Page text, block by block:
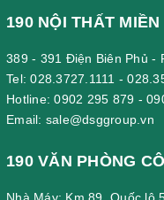
190 NỘI THẤT MIỀN
389 - 391 Điện Biên Phủ -
Tel:028.3727.1111 -
Hotline:0902 295 879 -
Email: sale@dsggroup.vn
190 VĂN PHÒNG